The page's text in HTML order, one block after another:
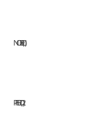
NOBEL1
PFERD2